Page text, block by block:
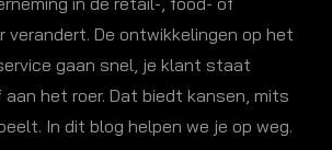
De ontwikkelingen op het
gaan snel, je klant staat
het roer. Dat biedt kansen, mits
In dit blog helpen we je op weg.